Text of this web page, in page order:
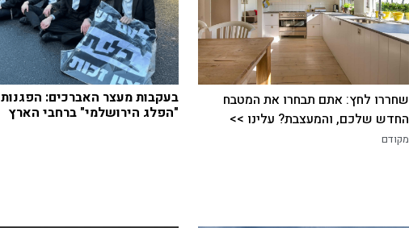
שחררו לחץ: אתם תבחרו את המטבח
החדש שלכם, והמעצבת? עלינו >>
מקודם
בעקבות מעצר האברכים: הפגנות
"הפלג הירושלמי" ברחבי הארץ